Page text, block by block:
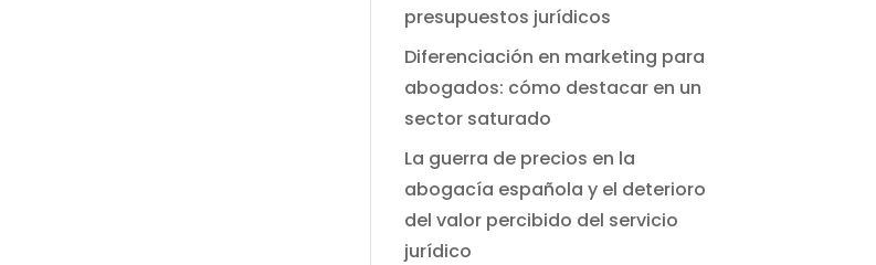
presupuestos jurídicos
Diferenciación en marketing para
abogados: cómo destacar en un
sector saturado
La guerra de precios en la
abogacía española y el deterioro
del valor percibido del servicio
jurídico